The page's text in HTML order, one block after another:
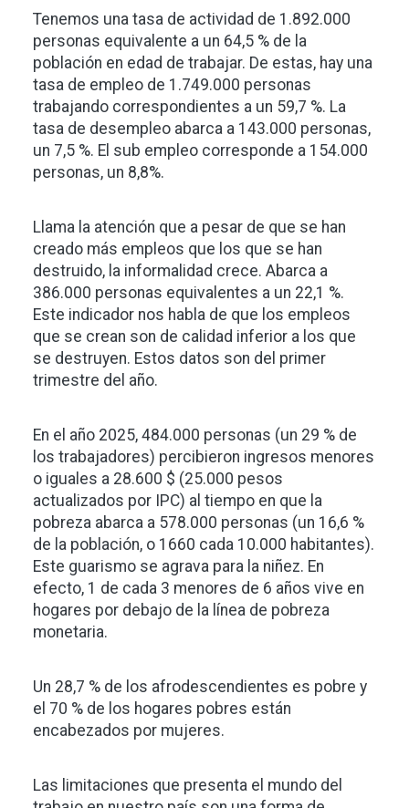
Tenemos una tasa de actividad de 1.892.000
personas equivalente a un 64,5 % de la
población en edad de trabajar. De estas, hay una
tasa de empleo de 1.749.000 personas
trabajando correspondientes a un 59,7 %. La
tasa de desempleo abarca a 143.000 personas,
un 7,5 %. El sub empleo corresponde a 154.000
personas, un 8,8%.
Llama la atención que a pesar de que se han
creado más empleos que los que se han
destruido, la informalidad crece. Abarca a
386.000 personas equivalentes a un 22,1 %.
Este indicador nos habla de que los empleos
que se crean son de calidad inferior a los que
se destruyen. Estos datos son del primer
trimestre del año.
En el año 2025, 484.000 personas (un 29 % de
los trabajadores) percibieron ingresos menores
o iguales a 28.600 $ (25.000 pesos
actualizados por IPC) al tiempo en que la
pobreza abarca a 578.000 personas (un 16,6 %
de la población, o 1660 cada 10.000 habitantes).
Este guarismo se agrava para la niñez. En
efecto, 1 de cada 3 menores de 6 años vive en
hogares por debajo de la línea de pobreza
monetaria.
Un 28,7 % de los afrodescendientes es pobre y
el 70 % de los hogares pobres están
encabezados por mujeres.
Las limitaciones que presenta el mundo del